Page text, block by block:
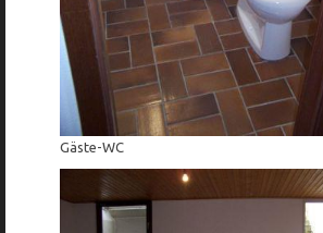
Gäste-WC